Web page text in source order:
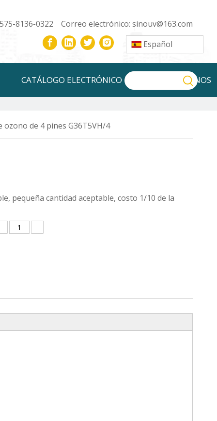
8136-0322 Correo electrónico: sinouv@163.com
Español
CATÁLOGO ELECTRÓNICO CONTÁCTENOS
ozono de 4 pines G36T5VH/4
pequeña cantidad aceptable, costo 1/10 de la